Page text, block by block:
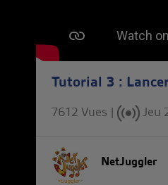
Tutorial 3 :
7612 Vues | Jeu
NetJuggler